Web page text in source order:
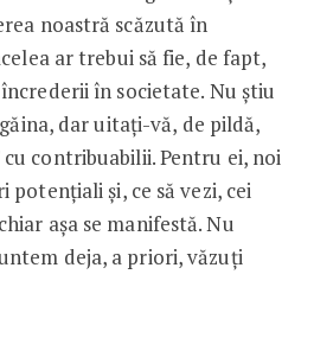
noastră scăzută în
ar trebui să fie, de fapt,
în societate. Nu știu
dar uitați-vă, de pildă,
contribuabilii. Pentru ei, noi
și, ce să vezi, cei
așa se manifestă. Nu
deja, a priori, văzuți